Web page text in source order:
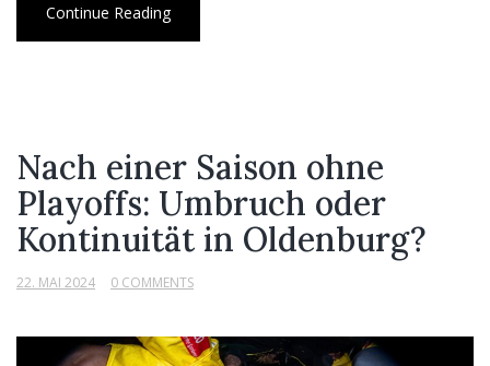
Continue Reading
Nach einer Saison ohne
Playoffs: Umbruch oder
Kontinuität in Oldenburg?
22. MAI 2024 0 COMMENTS